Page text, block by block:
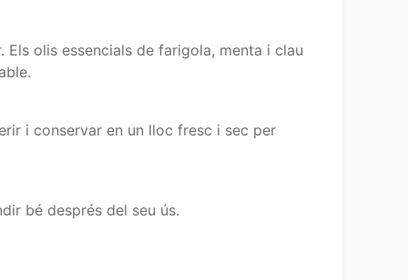
olis essencials de farigola, menta i clau
i conservar en un lloc fresc i sec per
bé després del seu ús.